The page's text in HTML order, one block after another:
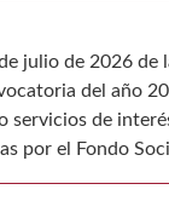
julio de 2026
del año
servicios de
por el Fondo